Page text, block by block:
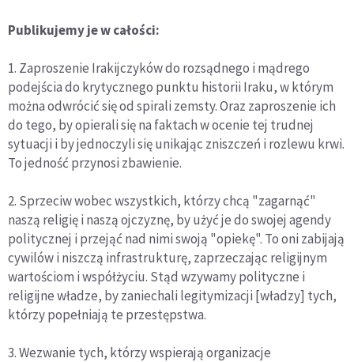
Publikujemy je w całości:
1. Zaproszenie Irakijczyków do rozsądnego i mądrego
podejścia do krytycznego punktu historii Iraku, w którym
można odwrócić się od spirali zemsty. Oraz zaproszenie ich
do tego, by opierali się na faktach w ocenie tej trudnej
sytuacji i by jednoczyli się unikając zniszczeń i rozlewu krwi.
To jedność przynosi zbawienie.
2. Sprzeciw wobec wszystkich, którzy chcą "zagarnąć"
naszą religię i naszą ojczyznę, by użyć je do swojej agendy
politycznej i przejąć nad nimi swoją "opiekę". To oni zabijają
cywilów i niszczą infrastrukturę, zaprzeczając religijnym
wartościom i współżyciu. Stąd wzywamy polityczne i
religijne władze, by zaniechali legitymizacji [władzy] tych,
którzy popełniają te przestępstwa.
3. Wezwanie tych, którzy wspierają organizacje